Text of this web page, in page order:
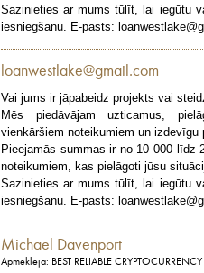
Sazinieties ar mums tūlīt, lai iegūtu
iesniegšanu. E-pasts:
loanwestlake@gmail.com
Vai jums ir jāpabeidz projekts vai
Mēs piedāvājam uzticamus,
vienkāršiem noteikumiem un izdevīgu
Pieejamās summas ir no 10 000 līdz
noteikumiem, kas pielāgoti jūsu
Sazinieties ar mums tūlīt, lai iegūtu
iesniegšanu. E-pasts:
Michael Davenport
Apmeklēja: BEST RELIABLE